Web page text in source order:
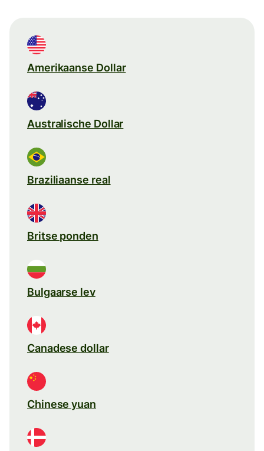
Amerikaanse Dollar
Australische Dollar
Braziliaanse real
Britse ponden
Bulgaarse lev
Canadese dollar
Chinese yuan